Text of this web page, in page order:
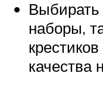
Выбирать
наборы,
качества